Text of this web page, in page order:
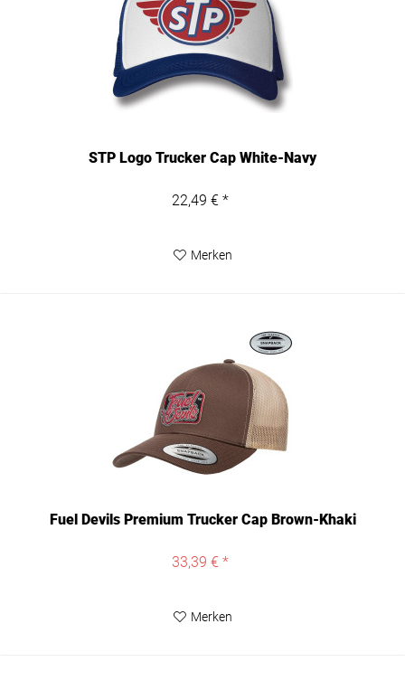
STP Logo Trucker Cap White-Navy
22,49 € *
Merken
Fuel Devils Premium Trucker Cap Brown-Khaki
33,39 € *
Merken